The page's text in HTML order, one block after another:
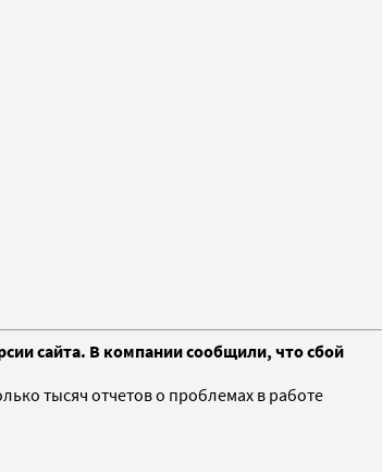
сайта. В компании сообщили, что сбой
тысяч отчетов о проблемах в работе